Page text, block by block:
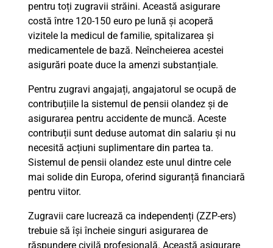
pentru toți zugravii străini. Această asigurare
costă între 120-150 euro pe lună și acoperă
vizitele la medicul de familie, spitalizarea și
medicamentele de bază. Neîncheierea acestei
asigurări poate duce la amenzi substanțiale.
Pentru zugravi angajați, angajatorul se ocupă de
contribuțiile la sistemul de pensii olandez și de
asigurarea pentru accidente de muncă. Aceste
contribuții sunt deduse automat din salariu și nu
necesită acțiuni suplimentare din partea ta.
Sistemul de pensii olandez este unul dintre cele
mai solide din Europa, oferind siguranță financiară
pentru viitor.
Zugravii care lucrează ca independenți (ZZP-ers)
trebuie să își încheie singuri asigurarea de
răspundere civilă profesională. Această asigurare